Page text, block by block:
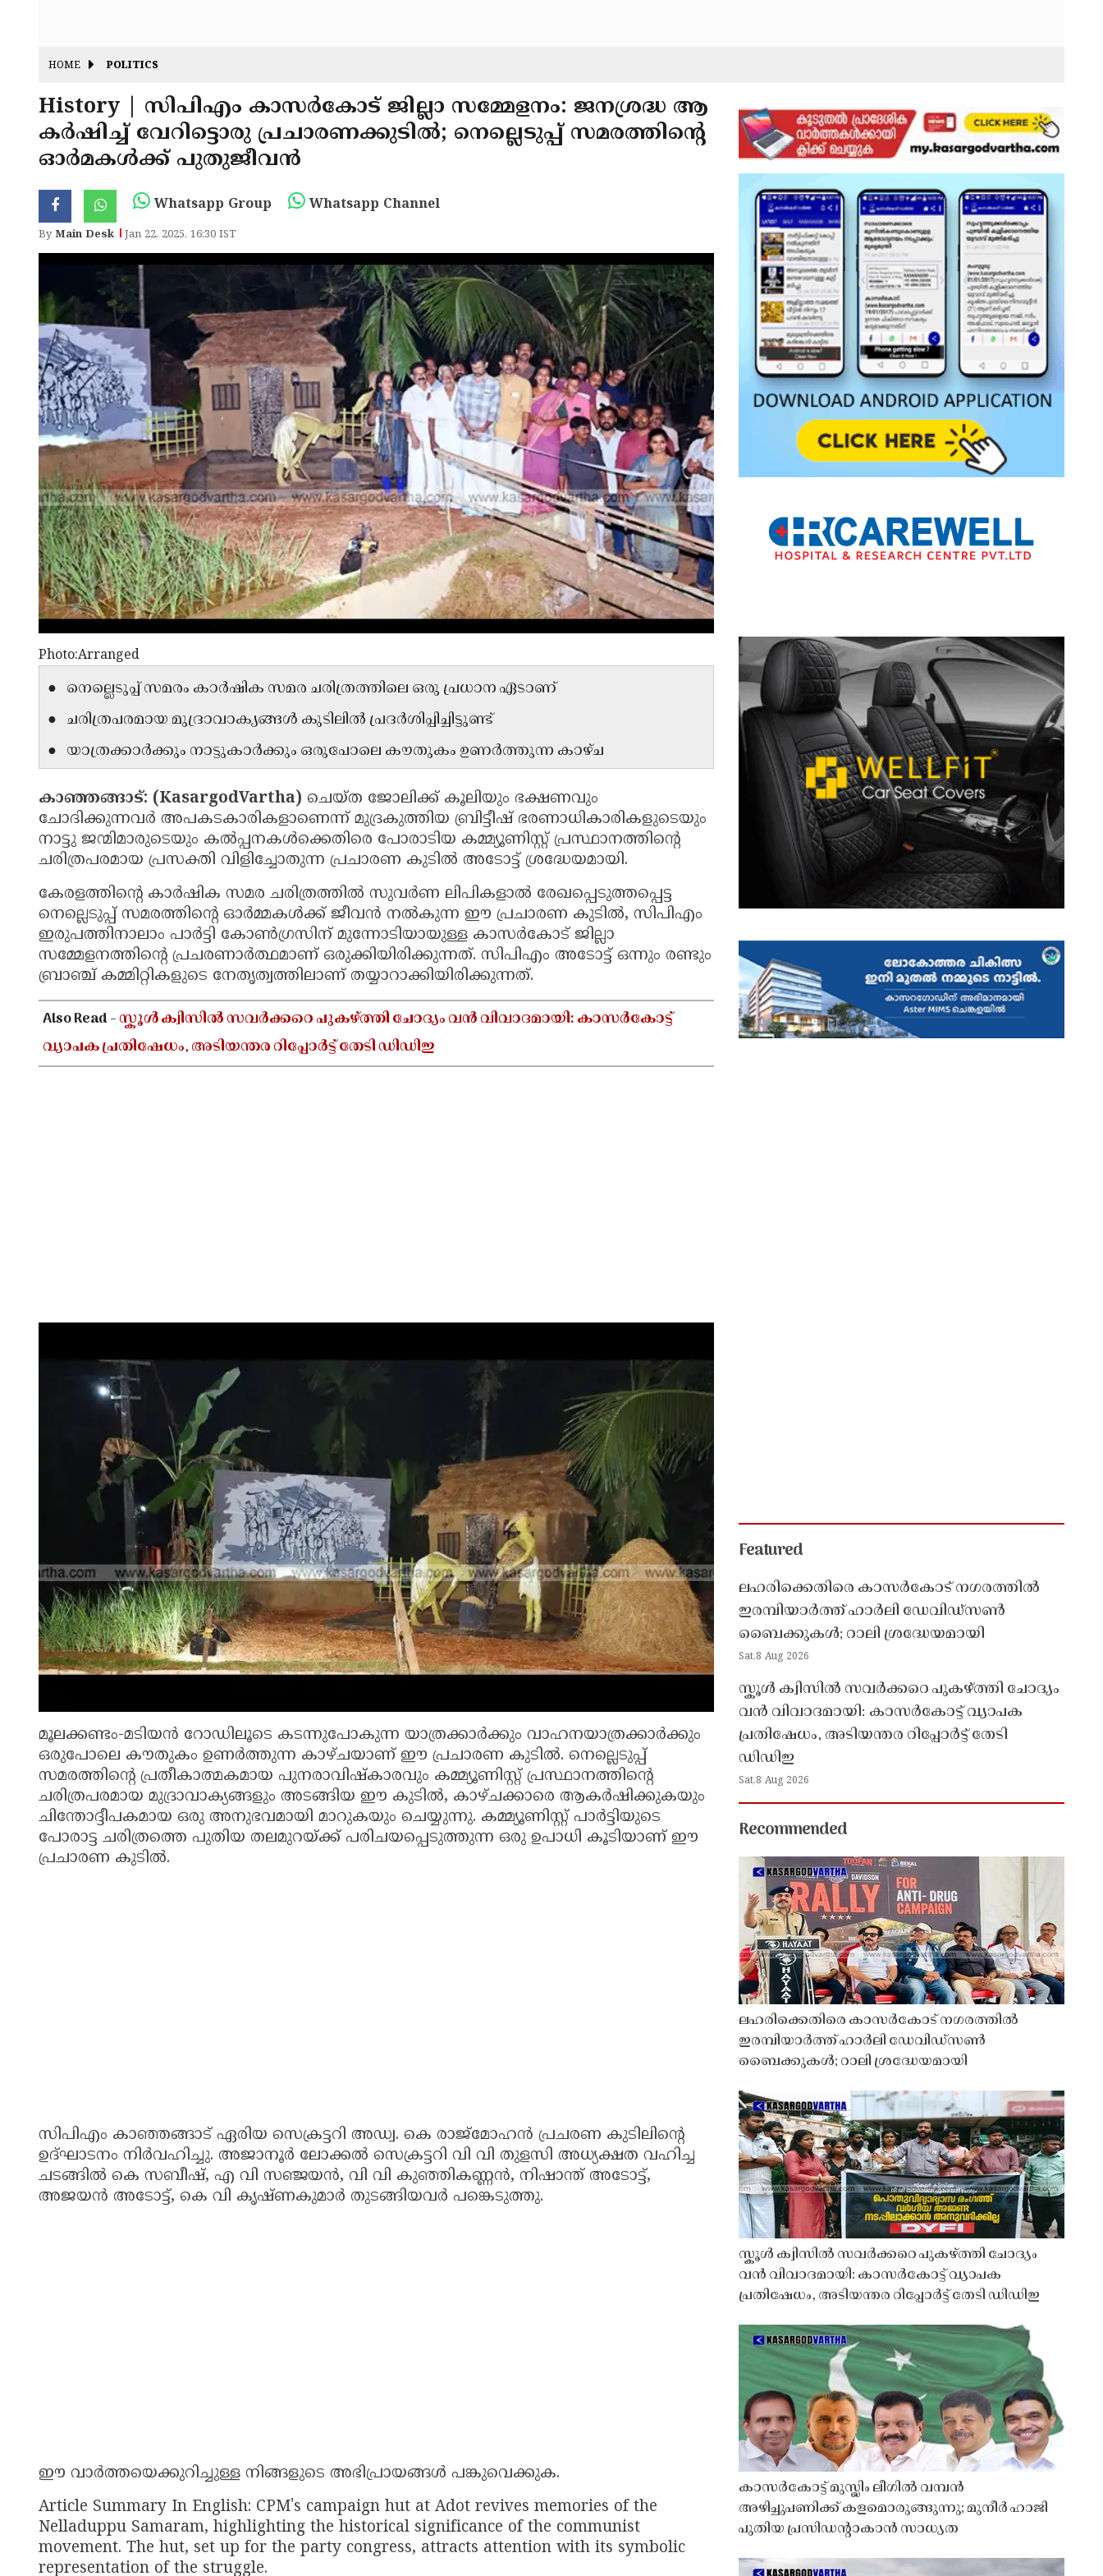
HOME POLITICS
History | സിപിഎം കാസർകോട് ജില്ലാ സമ്മേളനം: ജനശ്രദ്ധ ആ
കർഷിച്ച് വേറിട്ടൊരു പ്രചാരണക്കുടിൽ; നെല്ലെടുപ്പ് സമരത്തിന്റെ
ഓർമകൾക്ക് പുതുജീവൻ
Whatsapp Group Whatsapp Channel
ByMain Desk Jan 22, 2025, 16:30 IST
Photo:Arranged
● നെല്ലെടുപ്പ് സമരം കാർഷിക സമര ചരിത്രത്തിലെ ഒരു പ്രധാന ഏടാണ്
● ചരിത്രപരമായ മുദ്രാവാക്യങ്ങൾ കുടിലിൽ പ്രദർശിപ്പിച്ചിട്ടുണ്ട്
● യാത്രക്കാർക്കും നാട്ടുകാർക്കും ഒരുപോലെ കൗതുകം ഉണർത്തുന്ന കാഴ്ച
കാഞ്ഞങ്ങാട്: (KasargodVartha) ചെയ്ത ജോലിക്ക് കൂലിയും ഭക്ഷണവും
ചോദിക്കുന്നവർ അപകടകാരികളാണെന്ന് മുദ്രകുത്തിയ ബ്രിട്ടീഷ് ഭരണാധികാരികളുടെയും
നാട്ടു ജന്മിമാരുടെയും കൽപ്പനകൾക്കെതിരെ പോരാടിയ കമ്മ്യൂണിസ്റ്റ് പ്രസ്ഥാനത്തിന്റെ
ചരിത്രപരമായ പ്രസക്തി വിളിച്ചോതുന്ന പ്രചാരണ കുടിൽ അടോട്ട് ശ്രദ്ധേയമായി.
കേരളത്തിന്റെ കാർഷിക സമര ചരിത്രത്തിൽ സുവർണ ലിപികളാൽ രേഖപ്പെടുത്തപ്പെട്ട
നെല്ലെടുപ്പ് സമരത്തിന്റെ ഓർമ്മകൾക്ക് ജീവൻ നൽകുന്ന ഈ പ്രചാരണ കുടിൽ, സിപിഎം
ഇരുപത്തിനാലാം പാർട്ടി കോൺഗ്രസിന് മുന്നോടിയായുള്ള കാസർകോട് ജില്ലാ
സമ്മേളനത്തിന്റെ പ്രചരണാർത്ഥമാണ് ഒരുക്കിയിരിക്കുന്നത്. സിപിഎം അടോട്ട് ഒന്നും രണ്ടും
ബ്രാഞ്ച് കമ്മിറ്റികളുടെ നേതൃത്വത്തിലാണ് തയ്യാറാക്കിയിരിക്കുന്നത്.
Also Read -സ്കൂൾ ക്വിസിൽ സവർക്കറെ പുകഴ്ത്തി ചോദ്യം വൻ വിവാദമായി: കാസർകോട്ട്
വ്യാപക പ്രതിഷേധം, അടിയന്തര റിപ്പോർട്ട് തേടി ഡിഡിഇ
മൂലക്കണ്ടം-മടിയൻ റോഡിലൂടെ കടന്നുപോകുന്ന യാത്രക്കാർക്കും വാഹനയാത്രക്കാർക്കും
ഒരുപോലെ കൗതുകം ഉണർത്തുന്ന കാഴ്ചയാണ് ഈ പ്രചാരണ കുടിൽ. നെല്ലെടുപ്പ്
സമരത്തിന്റെ പ്രതീകാത്മകമായ പുനരാവിഷ്കാരവും കമ്മ്യൂണിസ്റ്റ് പ്രസ്ഥാനത്തിന്റെ
ചരിത്രപരമായ മുദ്രാവാക്യങ്ങളും അടങ്ങിയ ഈ കുടിൽ, കാഴ്ചക്കാരെ ആകർഷിക്കുകയും
ചിന്തോദ്ദീപകമായ ഒരു അനുഭവമായി മാറുകയും ചെയ്യുന്നു. കമ്മ്യൂണിസ്റ്റ് പാർട്ടിയുടെ
പോരാട്ട ചരിത്രത്തെ പുതിയ തലമുറയ്ക്ക് പരിചയപ്പെടുത്തുന്ന ഒരു ഉപാധി കൂടിയാണ് ഈ
പ്രചാരണ കുടിൽ.
സിപിഎം കാഞ്ഞങ്ങാട് ഏരിയ സെക്രട്ടറി അഡ്വ. കെ രാജ്മോഹൻ പ്രചരണ കുടിലിന്റെ
ഉദ്ഘാടനം നിർവഹിച്ചു. അജാനൂർ ലോക്കൽ സെക്രട്ടറി വി വി തുളസി അധ്യക്ഷത വഹിച്ച
ചടങ്ങിൽ കെ സബീഷ്, എ വി സഞ്ജയൻ, വി വി കുഞ്ഞികണ്ണൻ, നിഷാന്ത് അടോട്ട്,
അജയൻ അടോട്ട്, കെ വി കൃഷ്ണകുമാർ തുടങ്ങിയവർ പങ്കെടുത്തു.
ഈ വാർത്തയെക്കുറിച്ചുള്ള നിങ്ങളുടെ അഭിപ്രായങ്ങൾ പങ്കുവെക്കുക.
Article Summary In English: CPM's campaign hut at Adot revives memories of the
Nelladuppu Samaram, highlighting the historical significance of the communist
movement. The hut, set up for the party congress, attracts attention with its symbolic
representation of the struggle.
Featured
ലഹരിക്കെതിരെ കാസർകോട് നഗരത്തിൽ
ഇരമ്പിയാർത്ത് ഹാർലി ഡേവിഡ്‌സൺ
ബൈക്കുകൾ; റാലി ശ്രദ്ധേയമായി
Sat,8 Aug 2026
സ്കൂൾ ക്വിസിൽ സവർക്കറെ പുകഴ്ത്തി ചോദ്യം
വൻ വിവാദമായി: കാസർകോട്ട് വ്യാപക
പ്രതിഷേധം, അടിയന്തര റിപ്പോർട്ട് തേടി
ഡിഡിഇ
Sat,8 Aug 2026
Recommended
ലഹരിക്കെതിരെ കാസർകോട് നഗരത്തിൽ
ഇരമ്പിയാർത്ത് ഹാർലി ഡേവിഡ്‌സൺ
ബൈക്കുകൾ; റാലി ശ്രദ്ധേയമായി
സ്കൂൾ ക്വിസിൽ സവർക്കറെ പുകഴ്ത്തി ചോദ്യം
വൻ വിവാദമായി: കാസർകോട്ട് വ്യാപക
പ്രതിഷേധം, അടിയന്തര റിപ്പോർട്ട് തേടി ഡിഡിഇ
കാസർകോട്ട് മുസ്ലിം ലീഗിൽ വമ്പൻ
അഴിച്ചുപണിക്ക് കളമൊരുങ്ങുന്നു; മുനീർ ഹാജി
പുതിയ പ്രസിഡൻ്റാകാൻ സാധ്യത